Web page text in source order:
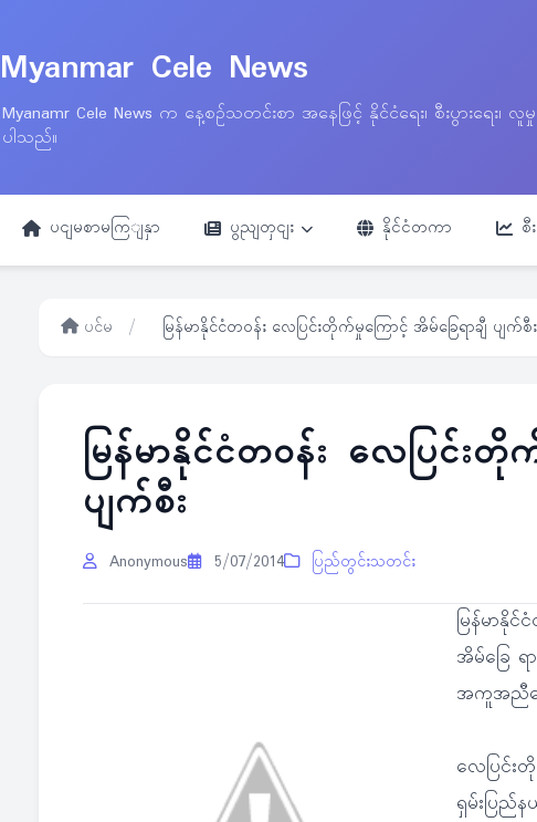
Myanmar Cele News
Myanamr Cele News က နေ့စဉ်သတင်းစာ အနေဖြင့် နိုင်ငံရေး၊ စီးပွားရ
ပါသည်။
ပငျမစာမကြျနှာ ပွညျတှငျး နိုင်ငံတကာ စီ
ပင်မ / မြန်မာနိုင်ငံတဝန်း လေပြင်းတိုက်မှုကြောင့် အိမ်ခြေရာချီ ပျက်စီး
မြန်မာနိုင်ငံတဝန်း လေပြင်းတို
ပျက်စီး
Anonymous 5/07/2014 ပြည်တွင်းသတင်း
မြန်မာနို
အိမ်ခြေ ရ
အကူအညီတွ
လေပြင်း
ရှမ်းပြည်